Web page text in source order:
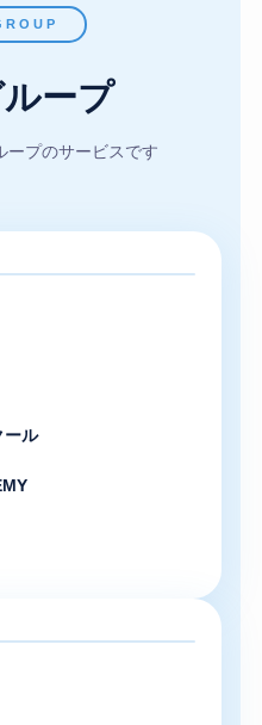
ープ
ープのサービスです
ール